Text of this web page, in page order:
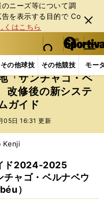
ニーズ等について調
を表⽰する⽬的で Co
くはこちら
閉じ
る
web Sportiva (webスポルティーバ)
検索
マイペ
ー
ジ
メニュ
その他球技 その他競技 モー
サッカー 海外サッカー
「サンチャゴ・ベ
修後の新システ
ガイド
05日 16:31 更新
ド2024-2025
ャゴ・ベルナベウ
）